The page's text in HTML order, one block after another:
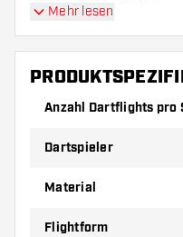
Sorgen Sie für
abnutzen oder
Material oder eine
um herauszufinden,
Mehr lesen
Anzahl Dartflights pro
Dartspieler
Material
Flightform